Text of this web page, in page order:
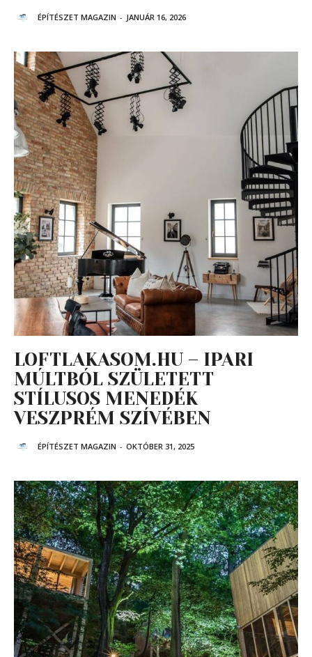
ÉPÍTÉSZET MAGAZIN - JANUÁR 16, 2026
LOFTLAKASOM.HU – IPARI
MÚLTBÓL SZÜLETETT
STÍLUSOS MENEDÉK
VESZPRÉM SZÍVÉBEN
ÉPÍTÉSZET MAGAZIN - OKTÓBER 31, 2025